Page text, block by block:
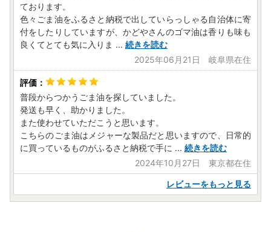
ております。
色々ごま油をふるさと納税で出していらっしゃる自治体に寄
付をしたりしていますが、かどやさんのゴマ油は香りも味も
良くてとても気に入りま ... 続きを読む
2025年06月21日 岐阜県在住
普段からつかうごま油を探していました。
発送も早く、助かりました。
また使わせていただこうと思います。
こちらのごま油はメジャーな製品だと思いますので、日常的
に買っているものがふるさと納税で手に ... 続きを読む
2024年10月27日 東京都在住
レビューをもっと見る